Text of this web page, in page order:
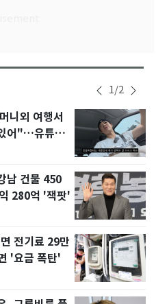
1/2
니외 여행서
어"…유튜브
남 건물 450
280억 '잭팟'
전기료 29만
'요금 폭탄'